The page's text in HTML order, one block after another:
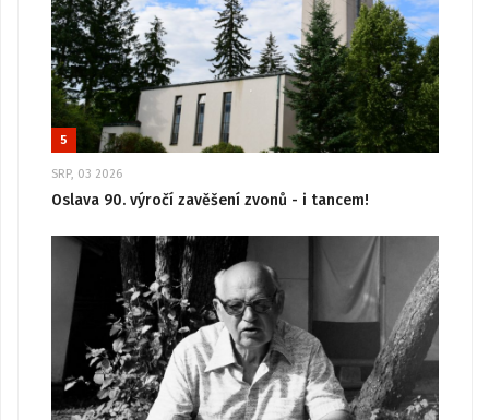
5
SRP, 03 2026
Oslava 90. výročí zavěšení zvonů - i tancem!